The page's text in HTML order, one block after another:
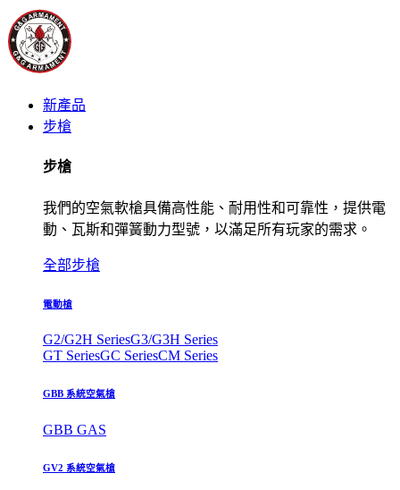
新產品
步槍
步槍
我們的空氣軟槍具備高性能、耐用性和可靠性，提供電
動、瓦斯和彈簧動力型號，以滿足所有玩家的需求。
全部步槍
電動槍
G2/G2H SeriesG3/G3H Series
GT SeriesGC SeriesCM Series
GBB 系統空氣槍
GBB GAS
GV2 系統空氣槍